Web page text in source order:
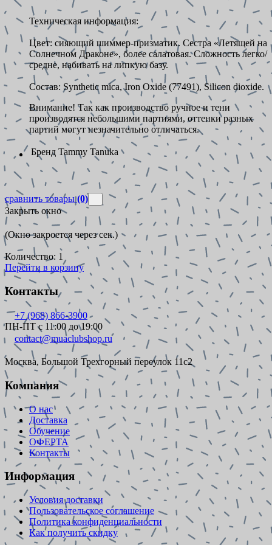
Техническая информация:
Цвет: сияющий шиммер-призматик. Сестра «Летящей на
Солнечном Драконе», более салатовая. Сложность легко/
средне, набивать на липкую базу.
Состав: Synthetic mica, Iron Оxide (77491), Silicon dioxide.
Внимание! Так как производство ручное и тени
производятся небольшими партиями, оттенки разных
партий могут незначительно отличаться.
Бренд Tammy Tanuka
сравнить товары(0)
Закрыть окно
(Окно закроется черезсек.)
Количество: 1
Перейти в корзину
Контакты
+7 (968) 866-3900
ПН-ПТ с 11:00 до 19:00
contact@muaclubshop.ru
Москва, Большой Трехгорный переулок 11с2
Компания
О нас
Доставка
Обучение
ОФЕРТА
Контакты
Информация
Условия доставки
Пользовательское соглашение
Политика конфиденциальности
Как получить скидку